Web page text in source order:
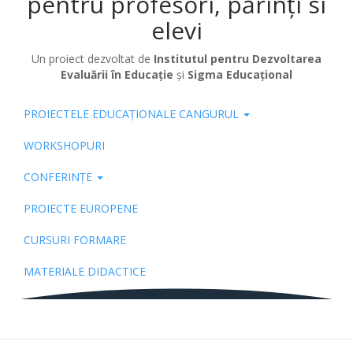
elevi
Un proiect dezvoltat de Institutul pentru Dezvoltarea
Evaluării în Educație și Sigma Educațional
Pub
PROIECTELE EDUCAȚIONALE CANGURUL
WORKSHOPURI
CONFERINȚE
PROIECTE EUROPENE
CURSURI FORMARE
MATERIALE DIDACTICE